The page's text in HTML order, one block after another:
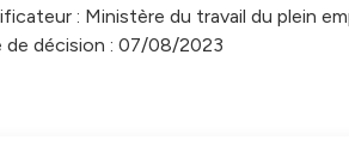
: Ministère du travail du plein
de décision : 07/08/2023